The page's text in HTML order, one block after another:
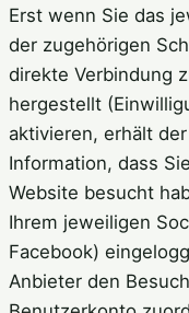
Erst wenn Sie das
der zugehörigen
direkte Verbindung
hergestellt
aktivieren, erhält
Information, dass
Website besucht
Ihrem jeweiligen
Facebook)
Anbieter den